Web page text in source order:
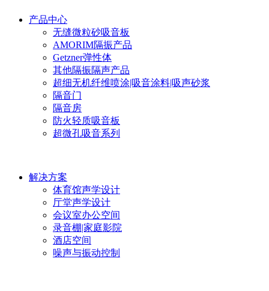
产品中心
无缝微粒砂吸音板
AMORIM隔振产品
Getzner弹性体
其他隔振隔声产品
超细无机纤维喷涂|吸音涂料|吸声砂浆
隔音门
隔音房
防火轻质吸音板
超微孔吸音系列
解决方案
体育馆声学设计
厅堂声学设计
会议室办公空间
录音棚|家庭影院
酒店空间
噪声与振动控制